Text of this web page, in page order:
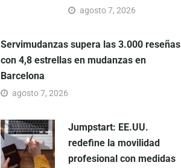
agosto 7, 2026
Servimudanzas supera las 3.000 reseñas
con 4,8 estrellas en mudanzas en
Barcelona
agosto 7, 2026
Jumpstart: EE.UU.
redefine la movilidad
profesional con medidas